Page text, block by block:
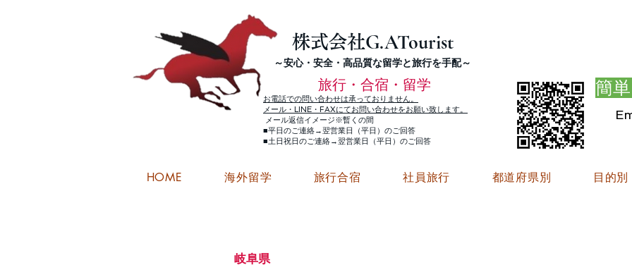
株式会社G.ATourist
​～安心・安全・高品質な留学と旅行を手配～
旅行・合宿・留学
お電話での問い合わせは承っておりません。
メール・LINE・FAXにてお問い合わせをお願い致します。
メール返信イメージ※暫くの間
■平日のご連絡→翌営業日（平日）のご回答
■土日祝日のご連絡→翌営業日（平日）のご回答
簡
HOME 海外留学 旅行合宿 社員旅行 都道府県別 目的別
岐阜県